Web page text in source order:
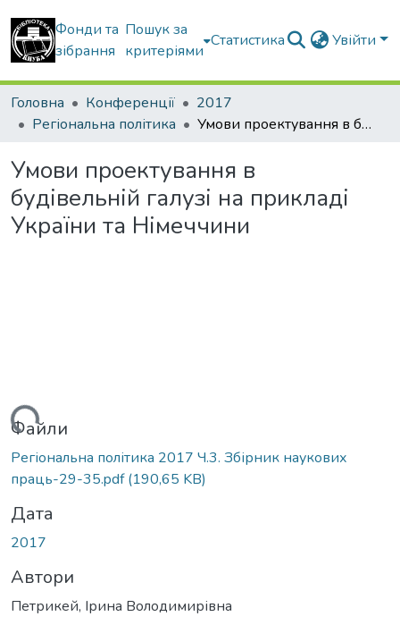
Фонди та
зібрання
Пошук за
критеріями
Статистика Увійти
Головна Конференції
2017
Регіональна політика
Умови проектування в будівельній галузі на прикладі України та Німеччини
Умови проектування в
будівельній галузі на прикладі
України та Німеччини
Файли
Регіональна політика 2017 Ч.3. Збірник наукових
праць-29-35.pdf(190,65 KB)
Дата
2017
Автори
Петрикей, Ірина Володимирівна